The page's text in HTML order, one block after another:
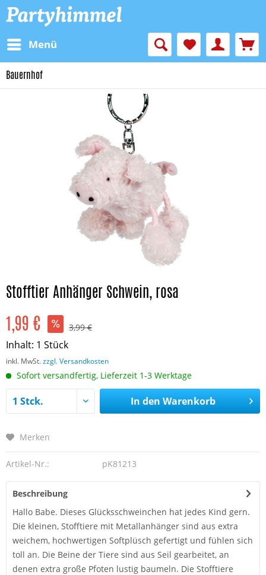
Menü
Bauernhof
Stofftier Anhänger Schwein, rosa
1,99 € 3,99 €
Inhalt: 1 Stück
inkl. MwSt.zzgl. Versandkosten
Sofort versandfertig, Lieferzeit 1-3 Werktage
In den Warenkorb
Merken
Artikel-Nr.: pK81213
Beschreibung
Hallo Babe. Dieses Glücksschweinchen hat jedes Kind gern.
Die kleinen, Stofftiere mit Metallanhänger sind aus extra
weichem, hochwertigen Softplüsch gefertigt und fühlen sich
toll an. Die Beine der Tiere sind aus Seil gearbeitet, an
denen extra große Pfoten lustig baumeln. Die Stofftiere